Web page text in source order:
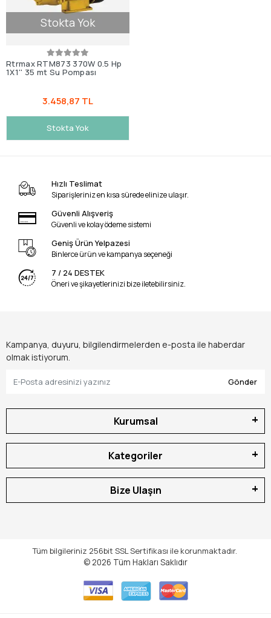
Stokta Yok
Rtrmax RTM873 370W 0.5 Hp
1X1'' 35 mt Su Pompası
3.458,87 TL
Stokta Yok
Hızlı Teslimat
Siparişleriniz en kısa sürede elinize ulaşır.
Güvenli Alışveriş
Güvenli ve kolay ödeme sistemi
Geniş Ürün Yelpazesi
Binlerce ürün ve kampanya seçeneği
7 / 24 DESTEK
Öneri ve şikayetlerinizi bize iletebilirsiniz.
Kampanya, duyuru, bilgilendirmelerden e-posta ile haberdar
olmak istiyorum.
Gönder
Kurumsal
Kategoriler
Bize Ulaşın
Tüm bilgileriniz 256bit SSL Sertifikası ile korunmaktadır.
© 2026 Tüm Hakları Saklıdır